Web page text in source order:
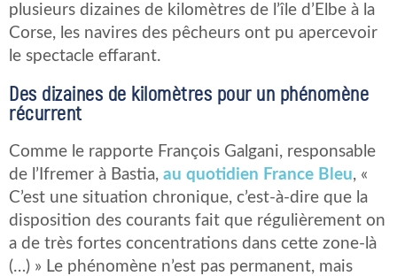
plusieurs dizaines de kilomètres de l’île d’Elbe à la
Corse, les navires des pêcheurs ont pu apercevoir
le spectacle effarant.
Des dizaines de kilomètres pour un phénomène
récurrent
Comme le rapporte François Galgani, responsable
de l’Ifremer à Bastia, au quotidien France Bleu, «
C’est une situation chronique, c’est-à-dire que la
disposition des courants fait que régulièrement on
a de très fortes concentrations dans cette zone-là
(…) » Le phénomène n’est pas permanent, mais